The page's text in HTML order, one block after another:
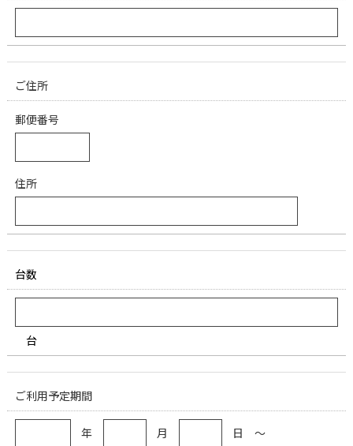
ご住所
郵便番号
住所
台数
台
ご利用予定期間
年 月 日 ～